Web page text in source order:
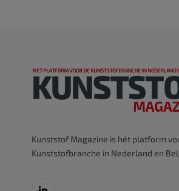
Kunststof Magazine is hét platform
Kunststofbranche in Nederland en